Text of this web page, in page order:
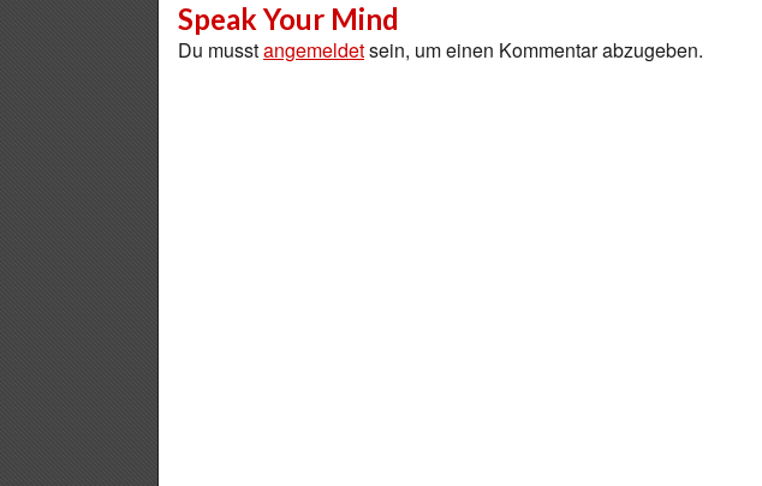
Speak Your Mind
Du musstangemeldetsein, um einen Kommentar abzugeben.